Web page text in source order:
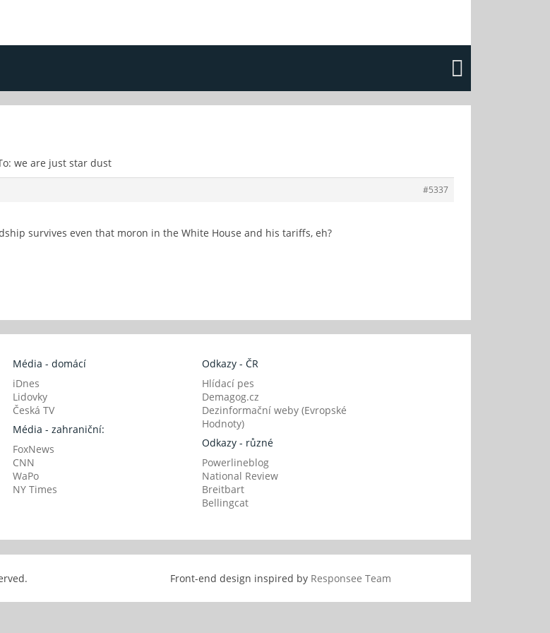
we are just star dust
#5337
survives even that moron in the White House and his tariffs, eh?
Média - domácí
iDnes
Lidovky
Česká TV
Média - zahraniční:
FoxNews
CNN
WaPo
NY Times
Odkazy - ČR
Hlídací pes
Demagog.cz
Dezinformační weby (Evropské
Hodnoty)
Odkazy - různé
Powerlineblog
National Review
Breitbart
Bellingcat
Reserved. Front-end design inspired by Responsee Team